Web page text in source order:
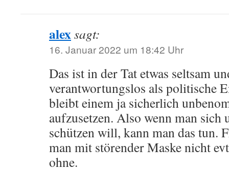
alexsagt:
16. Januar 2022 um 18:42 Uhr
Das ist in der Tat etwas seltsam
verantwortungslos als politische
bleibt einem ja sicherlich
aufzusetzen. Also wenn man sich
schützen will, kann man das tun.
man mit störender Maske nicht
ohne.